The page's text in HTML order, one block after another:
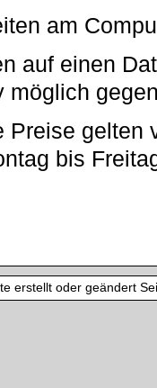
am
auf einen
möglich
Preise gelten
bis
erstellt oder geändert